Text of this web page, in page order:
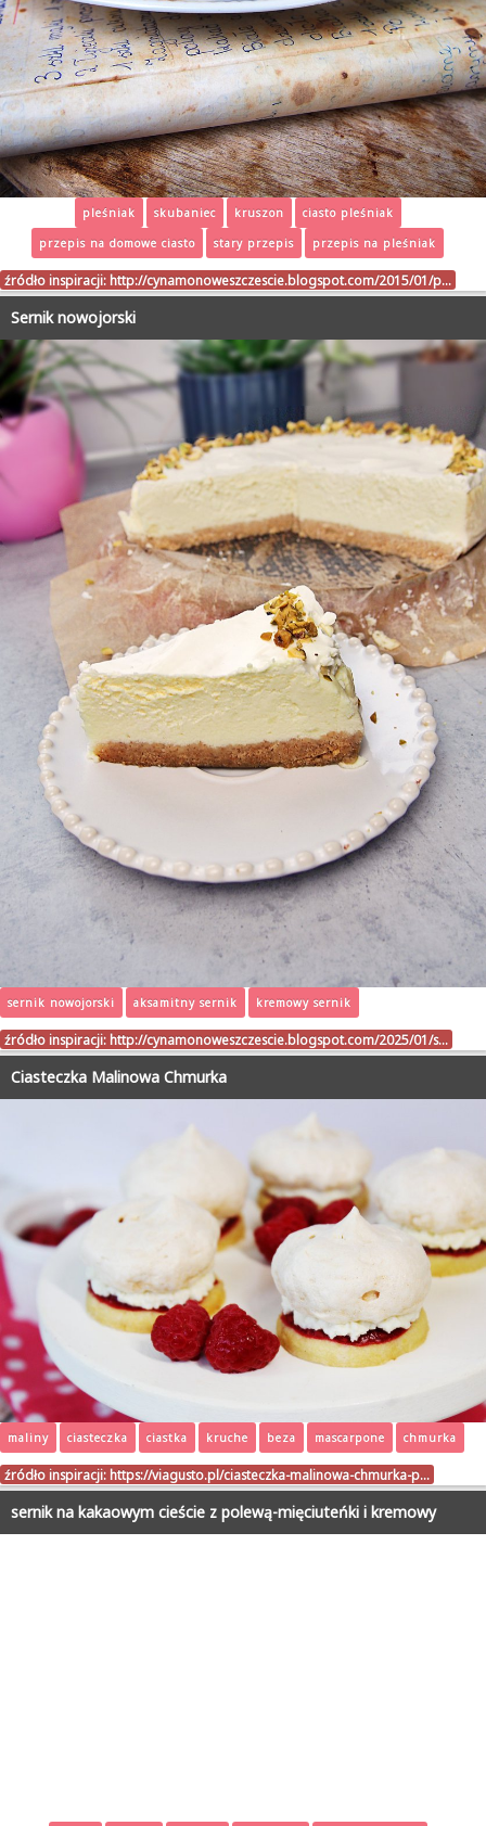
pleśniak skubaniec kruszon
ciasto pleśniak
przepis na domowe ciasto
stary przepis przepis na pleśniak
źródło inspiracji: http://cynamonoweszczescie.blogspot.com/2015/01/p…
Sernik nowojorski
sernik nowojorski aksamitny sernik kremowy sernik
źródło inspiracji: http://cynamonoweszczescie.blogspot.com/2025/01/s…
Ciasteczka Malinowa Chmurka
maliny ciasteczka ciastka kruche beza mascarpone chmurka
źródło inspiracji: https://viagusto.pl/ciasteczka-malinowa-chmurka-p…
sernik na kakaowym cieście z polewą-mięciuteńki i kremowy